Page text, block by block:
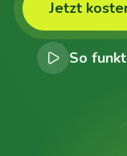
Jetzt
So